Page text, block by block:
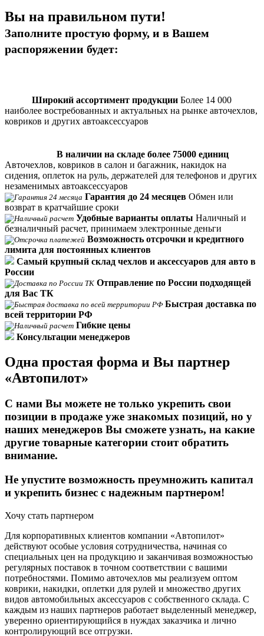
Вы на правильном пути!
Заполните простую форму, и в Вашем
распоряжении будет:
Широкий ассортимент продукции Более 14 000
наиболее востребованных и актуальных на рынке авточехлов,
ковриков и других автоаксессуаров
В наличии на складе более 75000 единиц
Авточехлов, ковриков в салон и багажник, накидок на
сидения, оплеток на руль, держателей для телефонов и других
незаменимых автоаксессуаров
Гарантия до 24 месяцев Обмен или
возврат в кратчайшие сроки
Удобные варианты оплаты Наличный и
безналичный расчет, принимаем электронные деньги
Возможность отсрочки и кредитного
лимита для постоянных клиентов
Самый крупный склад чехлов и аксессуаров для авто в
России
Отправление по России подходящей
для Вас ТК
Быстрая доставка по
всей территории РФ
Гибкие цены
Консультации менеджеров
Одна простая форма и Вы партнер
«Автопилот»
С нами Вы можете не только укрепить свои
позиции в продаже уже знакомых позиций, но у
наших менеджеров Вы сможете узнать, на какие
другие товарные категории стоит обратить
внимание.
Не упустите возможность преумножить капитал
и укрепить бизнес с надежным партнером!
Хочу стать партнером
Для корпоративных клиентов компании «Автопилот»
действуют особые условия сотрудничества, начиная со
специальных цен на продукцию и заканчивая возможностью
регулярных поставок в точном соответствии с вашими
потребностями. Помимо авточехлов мы реализуем оптом
коврики, накидки, оплетки для рулей и множество других
видов автомобильных аксессуаров с собственного склада. С
каждым из наших партнеров работает выделенный менеджер,
уверенно ориентирующийся в нуждах заказчика и лично
контролирующий все отгрузки.